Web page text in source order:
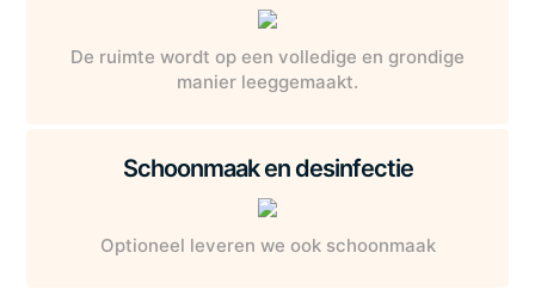
De ruimte wordt op een volledige en grondige
manier leeggemaakt.
Schoonmaak en desinfectie
Optioneel leveren we ook schoonmaak